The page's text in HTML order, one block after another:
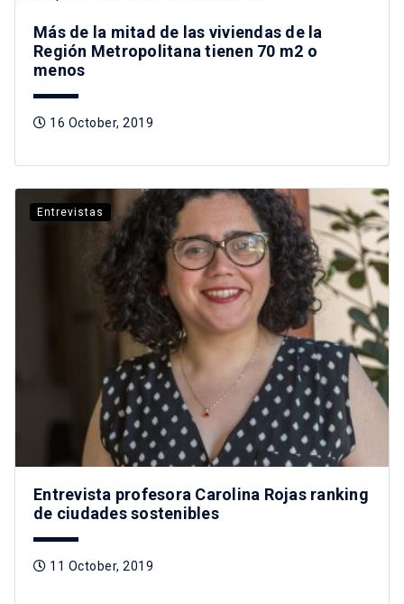
Más de la mitad de las viviendas de la
Región Metropolitana tienen 70 m2 o
menos
16 October, 2019
Entrevistas
Entrevista profesora Carolina Rojas ranking
de ciudades sostenibles
11 October, 2019